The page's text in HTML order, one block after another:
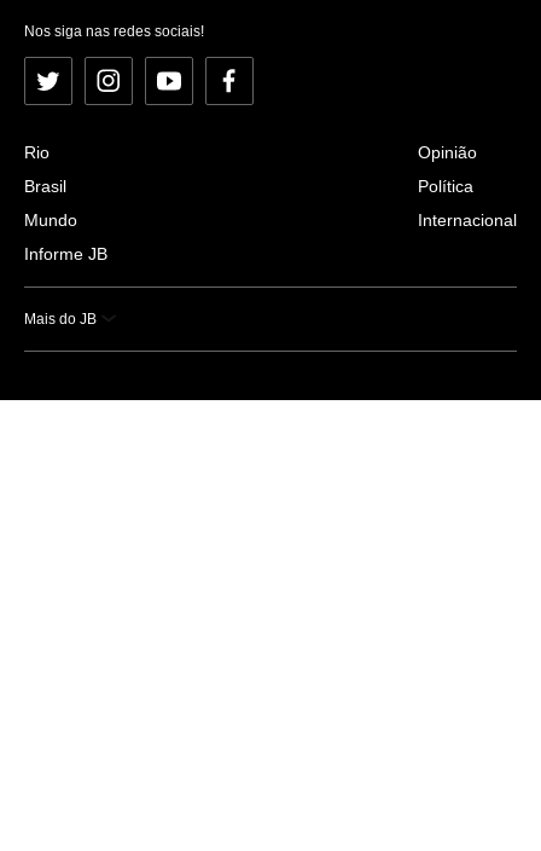
Nos siga nas redes sociais!
Twitter InstagramYouTubeFacebook
Rio
Brasil
Mundo
Informe JB
Opinião
Política
Internacional
Mais do JB
Esportes